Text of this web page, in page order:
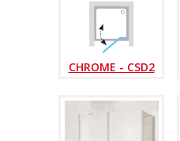
CHROME - CSD2